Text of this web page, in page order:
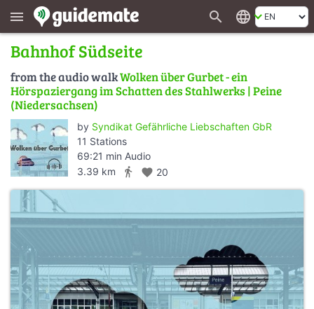
menu search language
Bahnhof Südseite
from the audio walkWolken über Gurbet - ein
Hörspaziergang im Schatten des Stahlwerks | Peine
(Niedersachsen)
by Syndikat Gefährliche Liebschaften GbR
11 Stations
69:21 min Audio
3.39 km
directions_walk favorite 20